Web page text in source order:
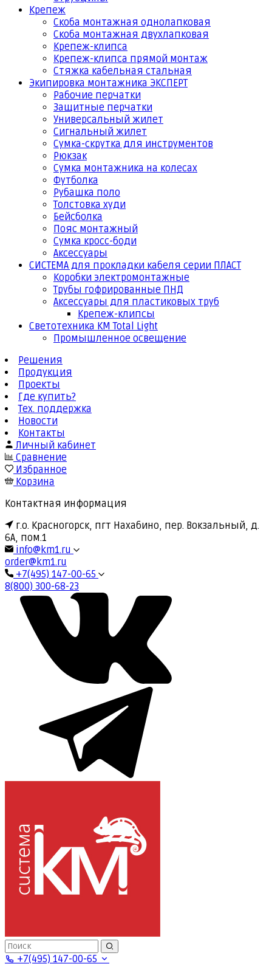
Крепеж
Скоба монтажная однолапковая
Скоба монтажная двухлапковая
Крепеж-клипса
Крепеж-клипса прямой монтаж
Стяжка кабельная стальная
Экипировка монтажника ЭКСПЕРТ
Рабочие перчатки
Защитные перчатки
Универсальный жилет
Сигнальный жилет
Сумка-скрутка для инструментов
Рюкзак
Сумка монтажника на колесах
Футболка
Рубашка поло
Толстовка худи
Бейсболка
Пояс монтажный
Сумка кросс-боди
Аксессуары
СИСТЕМА для прокладки кабеля серии ПЛАСТ
Коробки электромонтажные
Трубы гофрированные ПНД
Аксессуары для пластиковых труб
Крепеж-клипсы
Светотехника КМ Total Light
Промышленное освещение
Решения
Продукция
Проекты
Где купить?
Тех. поддержка
Новости
Контакты
Личный кабинет
Сравнение
Избранное
Корзина
Контактная информация
г.о. Красногорск, пгт Нахабино, пер. Вокзальный, д.
6А, пом.1
info@km1.ru
order@km1.ru
+7(495) 147-00-65
8(800) 300-68-23
+7(495) 147-00-65